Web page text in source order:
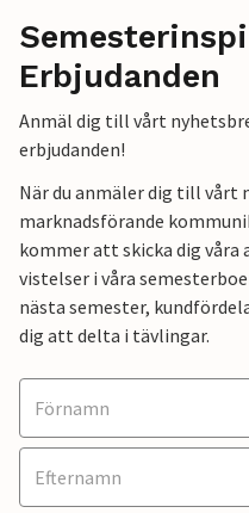
Erbjudanden
Anmäl dig till vårt
erbjudanden!
När du anmäler dig till vårt
marknadsförande
kommer att skicka dig våra
vistelser i våra
nästa semester,
dig att delta i tävlingar.